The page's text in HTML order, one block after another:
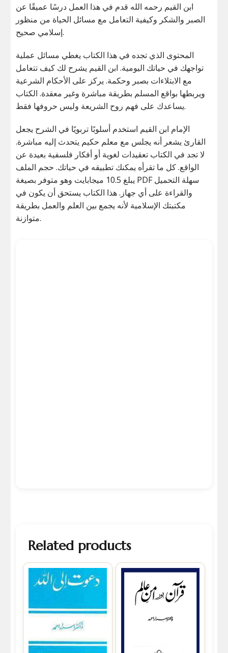
ابن القيم رحمه الله قدم في هذا العمل درسًا عميقًا عن
الصبر والشكر وكيفية التعامل مع مسائل الحياة من منظور
إسلامي صحيح.
المحتوى الذي تجده في هذا الكتاب يغطي مسائل عملية
تواجهك في حياتك اليومية. ابن القيم يشرح لك كيف تتعامل
مع الابتلاءات بصبر وحكمة. يركز على الأحكام الشرعية
ويربطها بواقع المسلم بطريقة مباشرة وغير معقدة. الكتاب
يساعدك على فهم روح الشريعة وليس حروفها فقط.
الإمام ابن القيم استخدم أسلوبًا تربويًا في الشرح يجعل
القارئ يشعر أنه يجلس مع معلم حكيم يتحدث إليه مباشرة.
لا تجد في الكتاب تعقيدات لغوية أو أفكار فلسفية بعيدة عن
الواقع. كل ما تقرأه يمكنك تطبيقه في حياتك. حجم الملف
يبلغ 10.5 ميجابايت وهو متوفر بصيغة PDF سهلة التحميل
والقراءة على أي جهاز. هذا الكتاب يستحق أن يكون في
مكتبتك الإسلامية لأنه يجمع بين العلم والعمل بطريقة
متوازنة.
Related products